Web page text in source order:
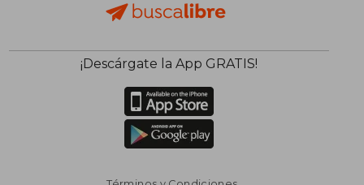
¡Descárgate la App GRATIS!